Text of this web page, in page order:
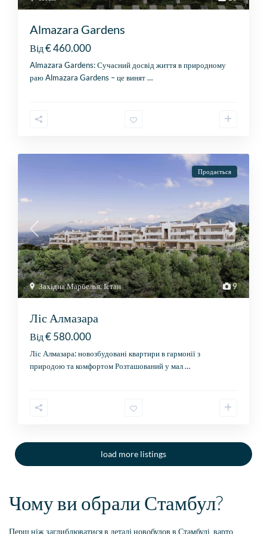
Almazara Gardens
Від€ 460.000
Almazara Gardens: Сучасний досвід життя в природному
раю Almazara Gardens – це винят…
9
Західна Марбелья,Істан
Продається
Ліс Алмазара
Від€ 580.000
Ліс Алмазара: новозбудовані квартири в гармонії з
природою та комфортом Розташований у мал…
load more listings
Чому ви обрали Стамбул?
Перш ніж заглиблюватися в деталі новобудов в Стамбулі, варто